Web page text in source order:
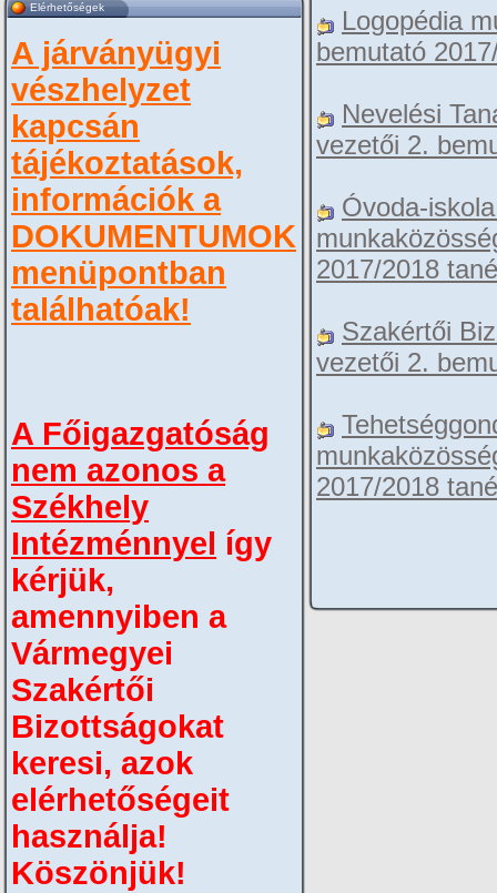
Elérhetőségek
A járványügyi
vészhelyzet
kapcsán
tájékoztatások,
információk a
DOKUMENTUMOK
menüpontban
találhatóak!
A Főigazgatóság
nem azonos a
Székhely
Intézménnyel így
kérjük,
amennyiben a
Vármegyei
Szakértői
Bizottságokat
keresi, azok
elérhetőségeit
használja!
Köszönjük!
Logopédia
bemutató
Nevelési
vezetői 2.
Óvoda-
2017/2018
Szakértői
vezetői 2.
2017/2018